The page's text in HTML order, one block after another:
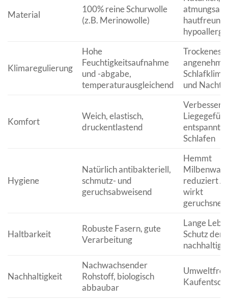
Material
100% reine Schurwolle
(z.B. Merinowolle)
Klimaregulierung
Hohe
Feuchtigkeitsaufnahme
und -abgabe,
temperaturausgleichend
Trockenes
Schlafklima
und Nacht
Komfort
Weich, elastisch,
druckentlastend
Schlafen
Hygiene
Natürlich antibakteriell,
schmutz- und
geruchsabweisend
Hemmt
reduziert
wirkt
Haltbarkeit
Robuste Fasern, gute
Verarbeitung
Lange
Schutz der
Nachhaltigkeit
Nachwachsender
Rohstoff, biologisch
abbaubar